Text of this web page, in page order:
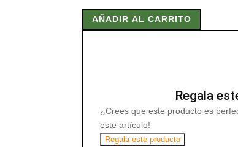
625
mgAÑADIR AL CARRITO
Regala
¿Crees que este producto es
este artículo!
Regala este producto